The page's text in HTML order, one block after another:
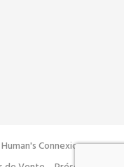
Human's Connexion